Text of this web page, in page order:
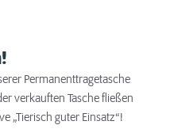
Permanenttragetasche
verkauften Tasche fließen
„Tierisch guter Einsatz“!